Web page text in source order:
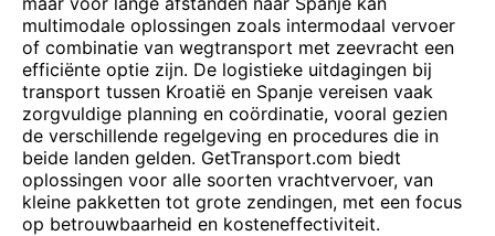
multimodale oplossingen zoals intermodaal vervoer
of combinatie van wegtransport met zeevracht een
efficiënte optie zijn. De logistieke uitdagingen bij
transport tussen Kroatië en Spanje vereisen vaak
zorgvuldige planning en coördinatie, vooral gezien
de verschillende regelgeving en procedures die in
beide landen gelden. GetTransport.com biedt
oplossingen voor alle soorten vrachtvervoer, van
kleine pakketten tot grote zendingen, met een focus
op betrouwbaarheid en kosteneffectiviteit.